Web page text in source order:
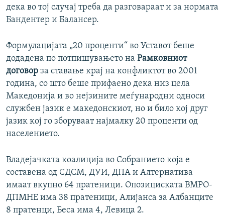
дека во тој случај треба да разговараат и за нормата
Бандентер и Балансер.
Формулацијата „20 проценти“ во Уставот беше
додадена по потпишувањето на Рамковниот
договор за ставање крај на конфликтот во 2001
година, со што беше прифаено дека низ цела
Македонија и во нејзините меѓународни односи
службен јазик е македонскиот, но и било кој друг
јазик кој го зборуваат најмалку 20 проценти од
населението.
Владејачката коалиција во Собранието која е
составена од СДСМ, ДУИ, ДПА и Алтернатива
имаат вкупно 64 пратеници. Опозициската ВМРО-
ДПМНЕ има 38 пратеници, Алијанса за Албанците
8 пратенци, Беса има 4, Левица 2.